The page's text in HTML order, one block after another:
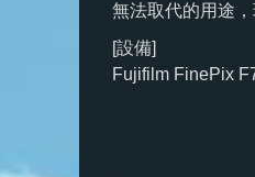
無法取代的用途
[設備]
Fujifilm FinePix